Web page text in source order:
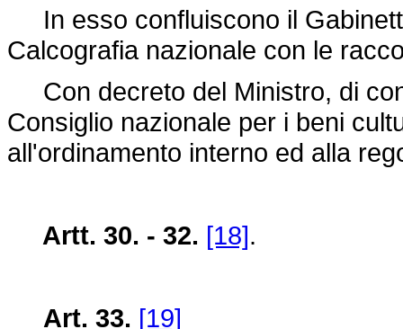
In esso confluiscono il
Calcografia nazionale con le
Con decreto del Ministro, di
Consiglio nazionale per i beni
all'ordinamento interno ed alla
Artt. 30. - 32. [18].
Art. 33. [19]